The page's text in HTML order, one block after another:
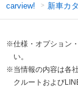
carview! 新車カ
※仕様・オプション
い。
※当情報の内容は各
クルートおよび